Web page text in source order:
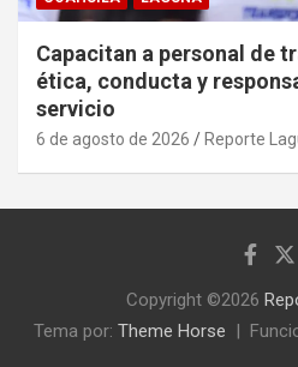
Capacitan a personal de
ética, conducta y
servicio
6 de agosto de 2026 Reporte
Copyright ©2026
Tema por: Theme Horse